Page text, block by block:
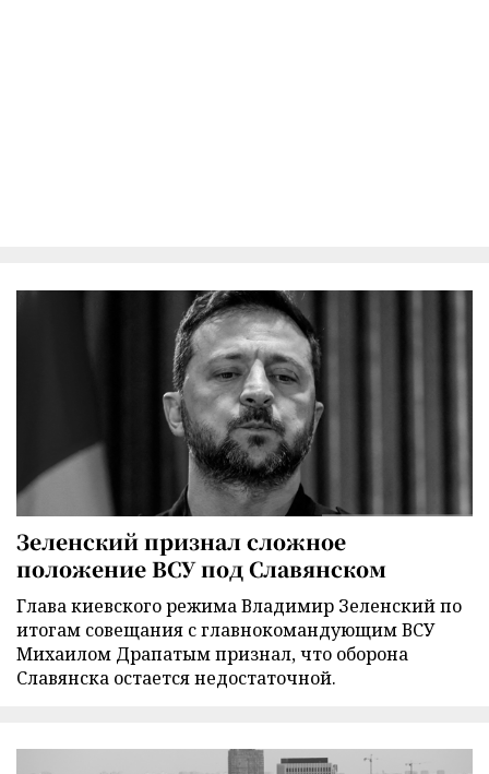
Зеленский признал сложное
положение ВСУ под Славянском
Глава киевского режима Владимир Зеленский по
итогам совещания с главнокомандующим ВСУ
Михаилом Драпатым признал, что оборона
Славянска остается недостаточной.